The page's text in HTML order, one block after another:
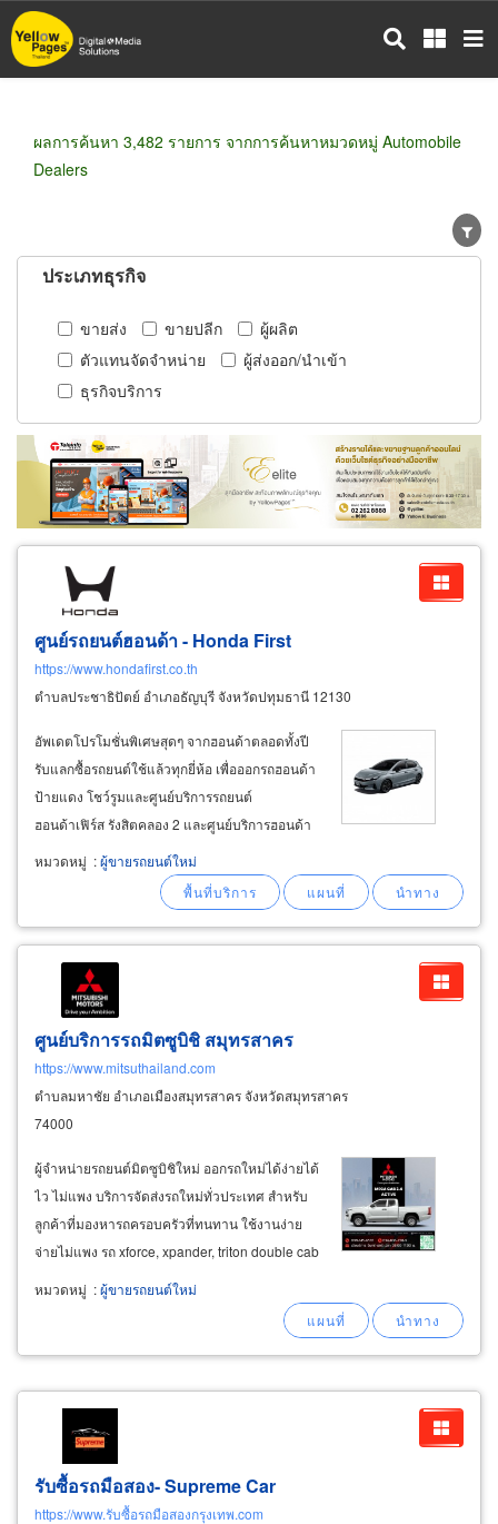
ข้าม
ไป
ผลการค้นหา 3,482 รายการ จากการค้นหาหมวดหมู่ Automobile
Dealers
ประเภทธุรกิจ
ขายส่ง ขายปลีก
ผู้ผลิต
ตัวแทนจัดจำหน่าย
ผู้ส่งออก/นำเข้า
ธุรกิจบริการ
ศูนย์รถยนต์ฮอนด้า - Honda First
https://www.hondafirst.co.th
ตำบลประชาธิปัตย์ อำเภอธัญบุรี จังหวัดปทุมธานี 12130
อัพเดตโปรโมชั่นพิเศษสุดๆ จากฮอนด้าตลอดทั้งปี
รับแลกซื้อรถยนต์ใช้แล้วทุกยี่ห้อ เพื่อออกรถฮอนด้า
ป้ายแดง โชว์รูมและศูนย์บริการรถยนต์
ฮอนด้าเฟิร์ส รังสิตคลอง 2 และศูนย์บริการฮอนด้า
เฟิร์ส รามคำแหง รถเก๋ง honda – ขับสนุก
ประหยัดน้ำมัน คุ้มค่าทุกการใช้งาน honda city
(sedan) – ขนาดกะทัดรัด
หมวดหมู่ :ผู้ขายรถยนต์ใหม่
ศูนย์บริการรถมิตซูบิชิ สมุทรสาคร
https://www.mitsuthailand.com
ตำบลมหาชัย อำเภอเมืองสมุทรสาคร จังหวัดสมุทรสาคร
74000
ผู้จำหน่ายรถยนต์มิตซูบิชิใหม่ ออกรถใหม่ได้ง่ายได้
ไว ไม่แพง บริการจัดส่งรถใหม่ทั่วประเทศ สำหรับ
ลูกค้าที่มองหารถครอบครัวที่ทนทาน ใช้งานง่าย
จ่ายไม่แพง รถ xforce, xpander, triton double cab
4x2 สำหรับผู้ที่ต้องการรถใช้งาน on-road และใช้
งาน off-road ในชีวิตประจำวันและขับเที่ยว triton
หมวดหมู่ :ผู้ขายรถยนต์ใหม่
รับซื้อรถมือสอง- Supreme Car
https://www.รับซื้อรถมือสองกรุงเทพ.com